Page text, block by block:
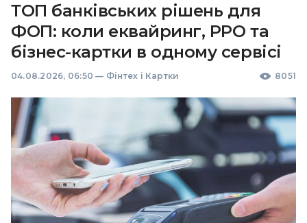
ТОП банківських рішень для
ФОП: коли еквайринг, РРО та
бізнес-картки в одному сервісі
04.08.2026, 06:50 — Фінтех і Картки 8051